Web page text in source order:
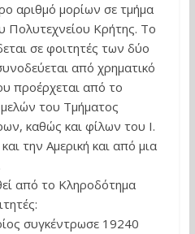
αριθμό μορίων σε τμήμα
Πολυτεχνείου Κρήτης. Το
σε φοιτητές των δύο
από χρηματικό
προέρχεται από το
του Τμήματος
καθώς και φίλων του Ι.
την Αμερική και από μια
από το Κληροδότημα
συγκέντρωσε 19240